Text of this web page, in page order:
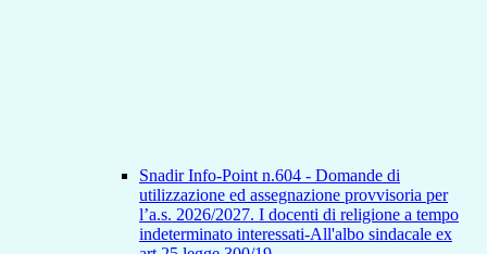
Snadir Info-Point n.604 - Domande di
utilizzazione ed assegnazione provvisoria per
l’a.s. 2026/2027. I docenti di religione a tempo
indeterminato interessati-All'albo sindacale ex